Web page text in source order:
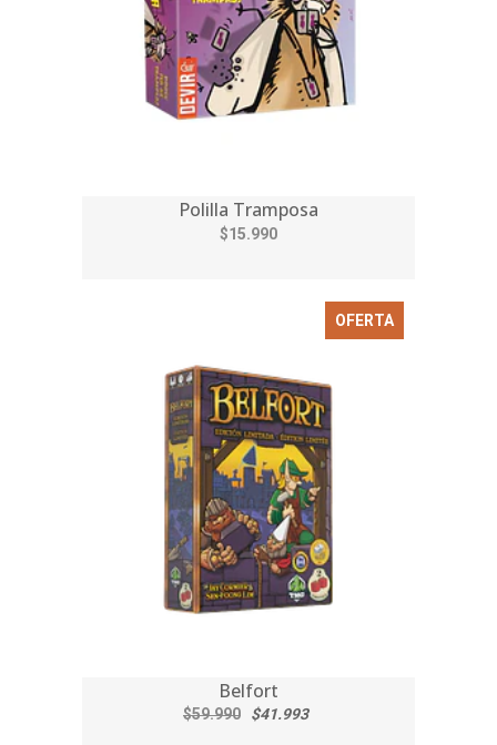
Polilla Tramposa
$15.990
OFERTA
Belfort
$59.990 $41.993